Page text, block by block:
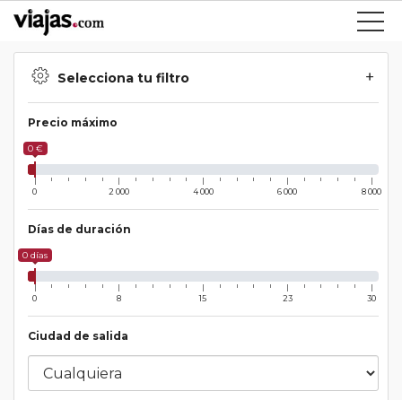
Selecciona tu filtro
Precio máximo
0 €
0 2 000 4 000 6 000 8 000
Días de duración
0 días
0 8 15 23 30
Ciudad de salida